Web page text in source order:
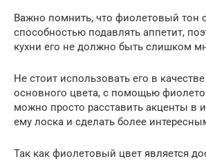
Важно помнить, что фиолетовый тон
способностью подавлять аппетит,
кухни его не должно быть слишком
Не стоит использовать его в
основного цвета, с помощью
можно просто расставить акценты в
ему лоска и сделать более
Так как фиолетовый цвет является